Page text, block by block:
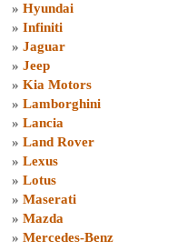
» Hyundai
» Infiniti
» Jaguar
» Jeep
» Kia Motors
» Lamborghini
» Lancia
» Land Rover
» Lexus
» Lotus
» Maserati
» Mazda
» Mercedes-Benz